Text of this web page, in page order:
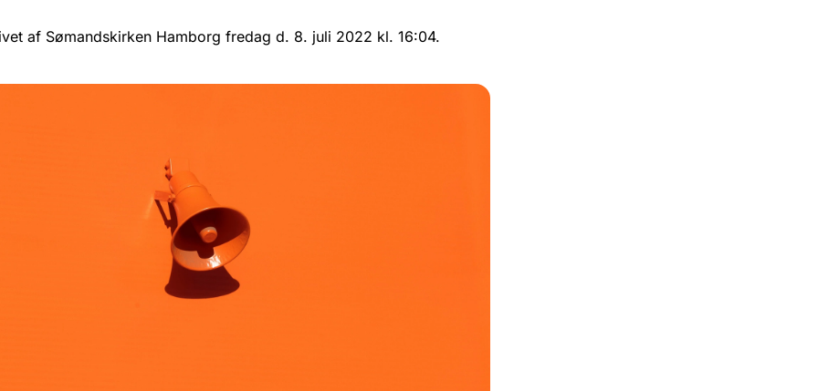
af Sømandskirken Hamborg fredag d. 8. juli 2022 kl. 16:04.